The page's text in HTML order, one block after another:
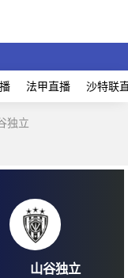
法甲直播 沙特联
独立
06:30